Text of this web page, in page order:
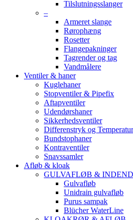
Tilslutningsslanger
–
Armeret slange
Rørophæng
Rosetter
Flangepakninger
Tagrender og tag
Vandmålere
Ventiler & haner
Kuglehaner
Stopventiler & Pipefix
Aftapventiler
Udendørshaner
Sikkerhedsventiler
Differenstryk og
Bundstophaner
Kontraventiler
Snavssamler
Afløb & kloak
GULVAFLØB &
Gulvafløb
Unidrain gulvafløb
Purus sampak
Blücher WaterLine